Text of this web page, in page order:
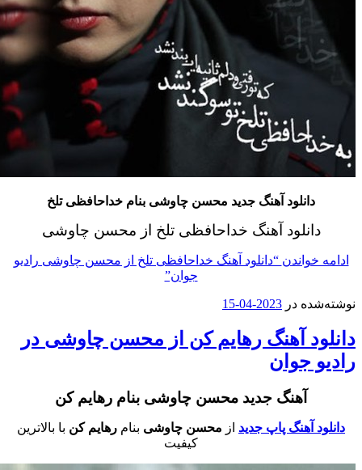
آهنگ جدید محسن چاوشی بنام خداحافظی تلخ
آهنگ خداحافظی تلخ از محسن چاوشی
“دانلود آهنگ خداحافظی تلخ از محسن چاوشی رادیو
در 2023-04-15
آهنگ رهایم کن از محسن چاوشی در
جوان
آهنگ جدید محسن چاوشی بنام رهایم کن
آهنگ پاپ جدید ازمحسن چاوشی بنامرهایم کن با بالاترین